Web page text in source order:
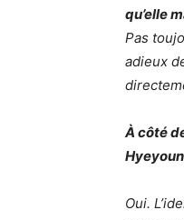
qu’elle
Pas
adieux
À côté
Oui.